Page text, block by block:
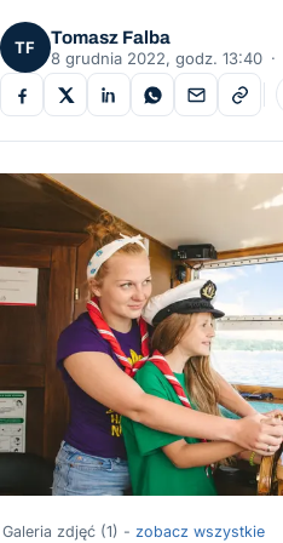
TF
Tomasz Falba
8 grudnia 2022, godz. 13:40 ·
Galeria zdjęć (1) - zobacz wszystkie